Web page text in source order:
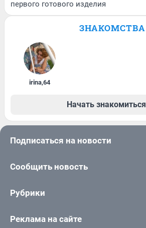
первого готового изделия
ЗНАКОМСТВА
irina,64
Начать знакомиться
Подписаться на новости
Сообщить новость
Рубрики
Реклама на сайте